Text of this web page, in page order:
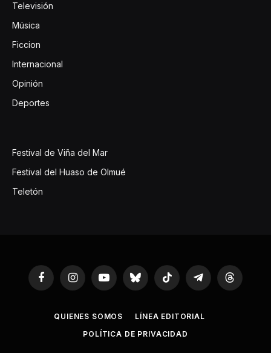
Televisión
Música
Ficcion
Internacional
Opinión
Deportes
Festival de Viña del Mar
Festival del Huaso de Olmué
Teletón
FacebookInstagramYouTubeBluesky TikTok TelegramThreads
QUIENES SOMOS
LÍNEA EDITORIAL
POLÍTICA DE PRIVACIDAD